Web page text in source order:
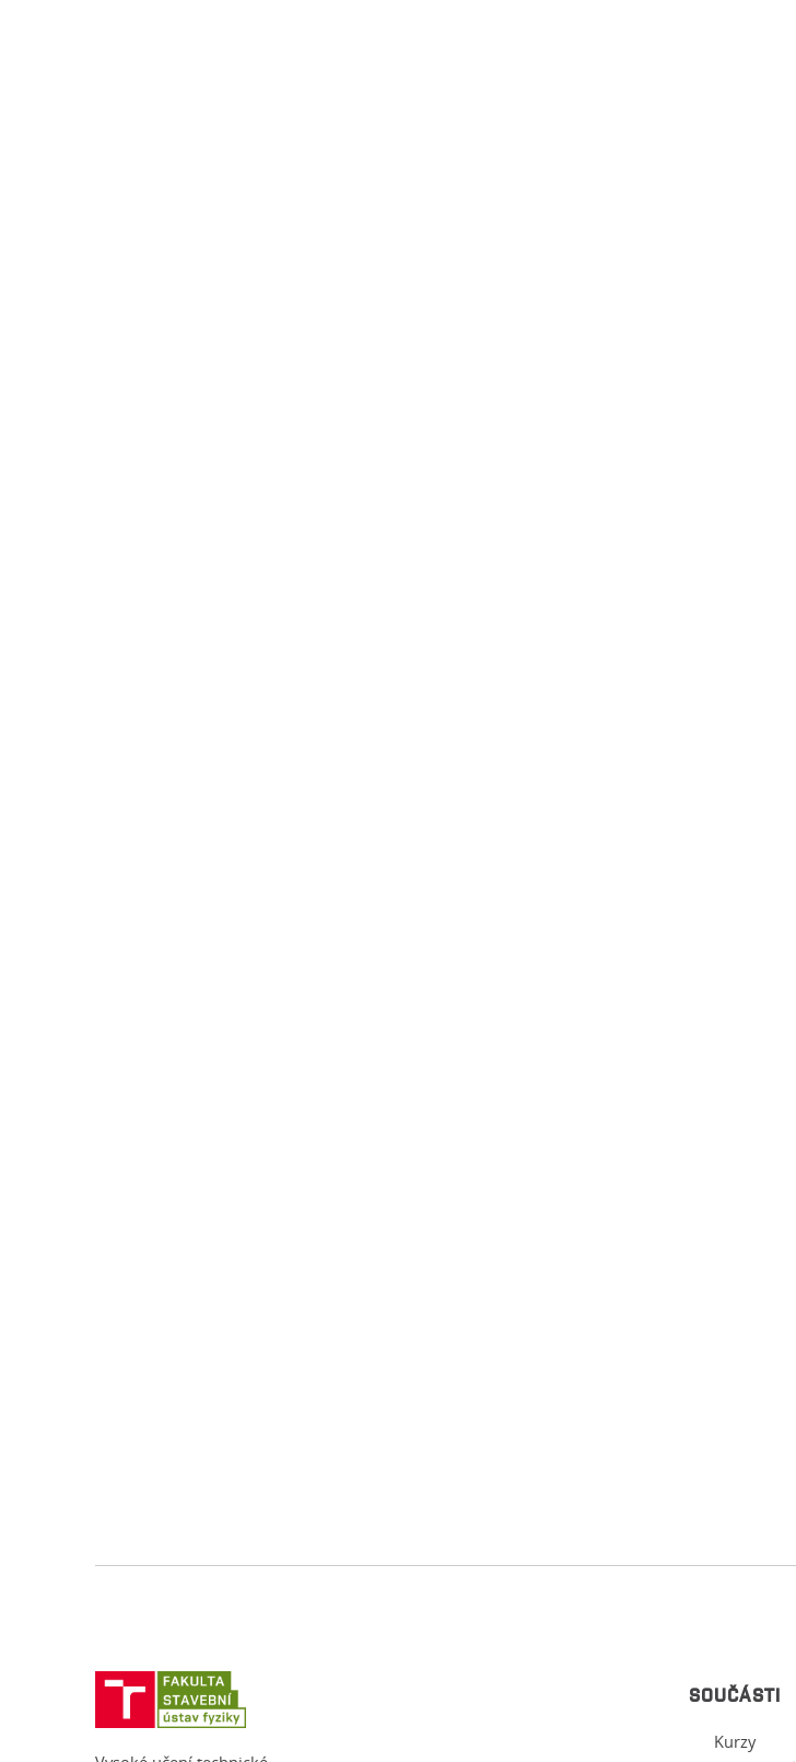
SOUČÁSTI
Kurzy